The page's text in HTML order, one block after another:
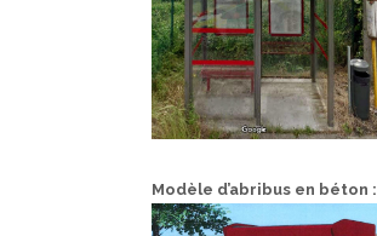
Modèle d’abribus en béton :